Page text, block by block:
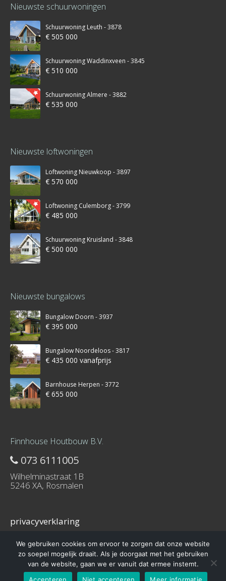
Nieuwste schuurwoningen
Schuurwoning Leuth - 3878
€ 505 000
Schuurwoning Waddinxveen - 3845
€ 510 000
Schuurwoning Almere - 3882
€ 535 000
Nieuwste loftwoningen
Loftwoning Nieuwkoop - 3897
€ 570 000
Loftwoning Culemborg - 3799
€ 485 000
Schuurwoning Kruisland - 3848
€ 500 000
Nieuwste bungalows
Bungalow Doorn - 3937
€ 395 000
Bungalow Noordeloos - 3817
€ 435 000 vanafprijs
Barnhouse Herpen - 3772
€ 655 000
Finnhouse Houtbouw B.V.
073 6111005
Wilhelminastraat 1B
5246 XA, Rosmalen
privacyverklaring
© 2016 – Schuurwoning-bouwen.nl is onderdeel van Finnhouse.nl
We gebruiken cookies om ervoor te zorgen dat onze website
zo soepel mogelijk draait. Als je doorgaat met het gebruiken
van de website, gaan we er vanuit dat ermee instemt.
Accepteren
Niet accepteren Meer informatie